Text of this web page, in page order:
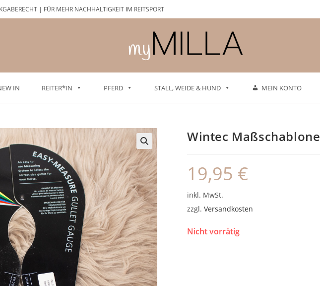
| FÜR MEHR NACHHALTIGKEIT IM REITSPORT
IN REITER*IN PFERD STALL, WEIDE & HUND MEIN KONTO
Wintec Maßschablone
19,95 €
inkl. MwSt.
zzgl. Versandkosten
Nicht vorrätig